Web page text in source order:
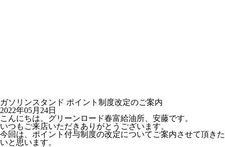
ガソリンスタンド ポイント制度改定のご案内
2022年05月24日
こんにちは。グリーンロード春富給油所、安藤です。
いつもご来店いただきありがとうございます。
今回は、ポイント付与制度の改定についてご案内させて頂きた
いと思います。